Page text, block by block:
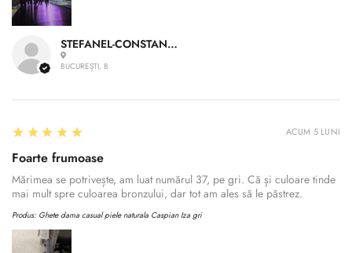
STEFANEL-CONSTANTIN A.
BUCUREȘTI, B
5
★★★★★
Foarte frumoase
Mărimea se potrivește, am luat numărul 37, pe gri. Că și culoare tinde
mai mult spre culoarea bronzului, dar tot am ales să le păstrez.
Produs: Ghete dama casual piele naturala Caspian Iza gri
ACUM 5 LUNI